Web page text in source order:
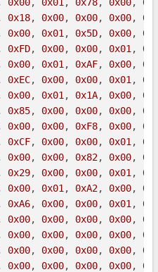
0x18, 0x00, 0x00, 0x00,
0x00, 0x01 , 0x5D, 0x00,
0xFD, 0x00, 0x00, 0x01 ,
0x00, 0x01 , 0xAF, 0x00,
0xEC, 0x00, 0x00, 0x01 ,
0x00, 0x01 , 0x1A, 0x00,
0x85, 0x00, 0x00, 0x00,
0x00, 0x00, 0xF8, 0x00,
0xCF, 0x00, 0x00, 0x01 ,
0x00, 0x00, 0x82, 0x00,
0x29, 0x00, 0x00, 0x01 ,
0x00, 0x01 , 0xA2, 0x00,
0xA6, 0x00, 0x00, 0x01 ,
0x00, 0x00, 0x00, 0x00,
0x00, 0x00, 0x00, 0x00,
0x00, 0x00, 0x00, 0x00,
0x00, 0x00, 0x00, 0x00,